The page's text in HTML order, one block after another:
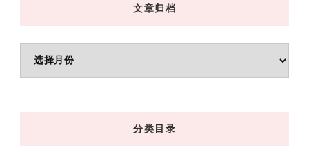
文章归档
分类目录